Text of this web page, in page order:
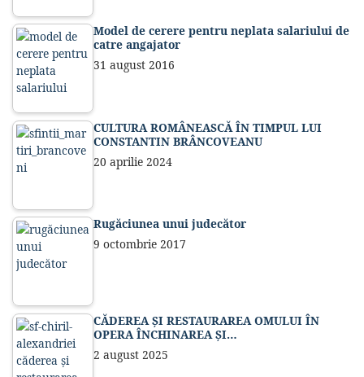
Model de cerere pentru neplata salariului de
catre angajator
31 august 2016
CULTURA ROMÂNEASCĂ ÎN TIMPUL LUI
CONSTANTIN BRÂNCOVEANU
20 aprilie 2024
Rugăciunea unui judecător
9 octombrie 2017
CĂDEREA ȘI RESTAURAREA OMULUI ÎN
OPERA ÎNCHINAREA ȘI…
2 august 2025